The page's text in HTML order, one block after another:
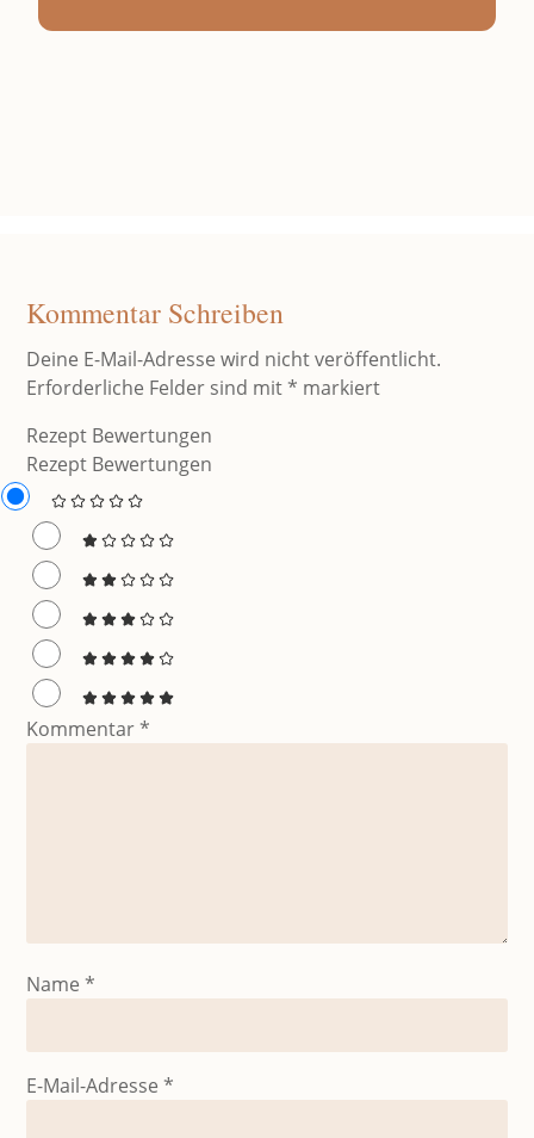
Kommentar Schreiben
Deine E-Mail-Adresse wird nicht veröffentlicht.
Erforderliche Felder sind mit* markiert
Rezept Bewertungen
Rezept Bewertungen
Kommentar*
Name*
E-Mail-Adresse*